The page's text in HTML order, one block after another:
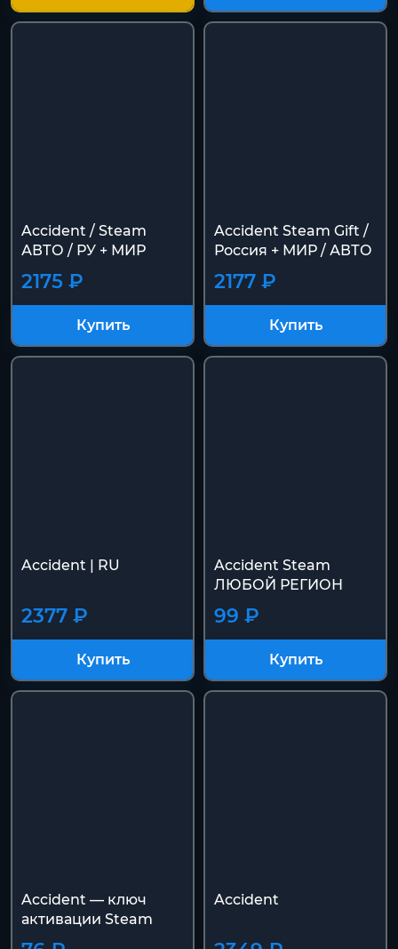
Accident / Steam
АВТО / РУ + МИР
2175 ₽
Купить
Accident Steam Gift /
Россия + МИР / АВТО
2177 ₽
Купить
Accident | RU
2377 ₽
Купить
Accident Steam
ЛЮБОЙ РЕГИОН
99 ₽
Купить
Accident — ключ
активации Steam
Accident